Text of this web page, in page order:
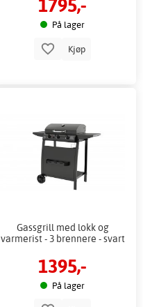
På lager
Kjøp
Gassgrill med lokk og
varmerist - 3 brennere - svart
1395,-
På lager